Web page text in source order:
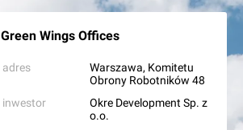
Green Wings Offices
adres Warszawa, Komitetu
Obrony Robotników 48
inwestor
Okre Development Sp. z
o.o.